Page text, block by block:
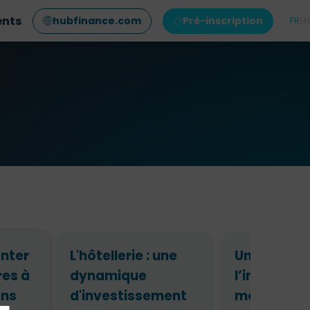
hubfinance.com Pré-inscription FR
à
L'hôtellerie : une
dynamique
d'investissement
Un regard
mondial,